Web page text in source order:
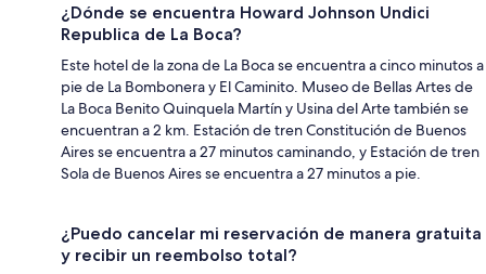
¿Dónde se encuentra Howard Johnson Undici
Republica de La Boca?
Este hotel de la zona de La Boca se encuentra a cinco minutos a
pie de La Bombonera y El Caminito. Museo de Bellas Artes de
La Boca Benito Quinquela Martín y Usina del Arte también se
encuentran a 2 km. Estación de tren Constitución de Buenos
Aires se encuentra a 27 minutos caminando, y Estación de tren
Sola de Buenos Aires se encuentra a 27 minutos a pie.
¿Puedo cancelar mi reservación de manera gratuita
y recibir un reembolso total?